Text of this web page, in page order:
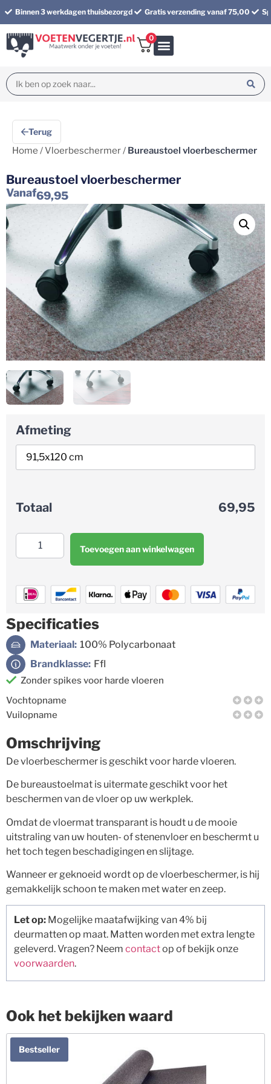
Binnen 3 werkdagen thuisbezorgd Gratis verzending vanaf 75,00
0
Terug
Home /Vloerbeschermer/ Bureaustoel vloerbeschermer
Bureaustoel vloerbeschermer
Vanaf69,95
Afmeting
Totaal 69,95
Toevoegen aan winkelwagen
Specificaties
Materiaal: 100% Polycarbonaat
Brandklasse: Ffl
Zonder spikes voor harde vloeren
Vochtopname
Vuilopname
Omschrijving
De vloerbeschermer is geschikt voor harde vloeren.
De bureaustoelmat is uitermate geschikt voor het
beschermen van de vloer op uw werkplek.
Omdat de vloermat transparant is houdt u de mooie
uitstraling van uw houten- of stenenvloer en beschermt u
het toch tegen beschadigingen en slijtage.
Wanneer er geknoeid wordt op de vloerbeschermer, is hij
gemakkelijk schoon te maken met water en zeep.
Let op: Mogelijke maatafwijking van 4% bij
deurmatten op maat. Matten worden met extra lengte
geleverd. Vragen? Neem contactop of bekijk onze
voorwaarden.
Ook het bekijken waard
Bestseller